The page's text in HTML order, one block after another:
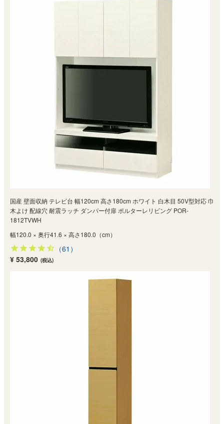
国産 壁面収納 テレビ台 幅120cm 高さ180cm ホワイト 白木目 50V型対応 巾
木よけ 配線穴 耐震ラッチ ダンパー付扉 ポルターレリビング POR-
1812TVWH
幅120.0 × 奥行41.6 × 高さ180.0（cm）
（61）
¥ 53,800 (税込)